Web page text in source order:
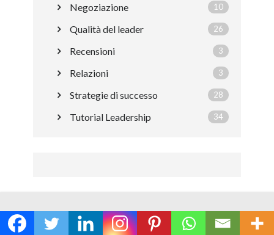
Negoziazione 10
Qualità del leader 26
Recensioni 3
Relazioni 3
Strategie di successo 28
Tutorial Leadership 34